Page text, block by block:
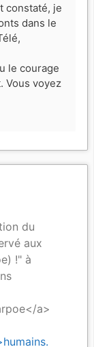
constaté, je
dans le
le courage
Vous voyez
du
aux
!" à
a>